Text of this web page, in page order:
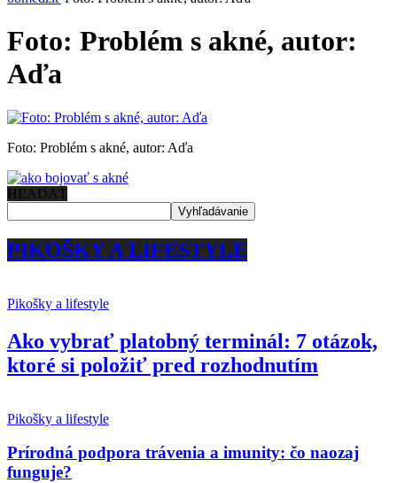
Foto: Problém s akné, autor:
Aďa
Foto: Problém s akné, autor: Aďa
HĽADAŤ
PIKOŠKY A LIFESTYLE
Pikošky a lifestyle
Ako vybrať platobný terminál: 7 otázok,
ktoré si položiť pred rozhodnutím
Pikošky a lifestyle
Prírodná podpora trávenia a imunity: čo naozaj
funguje?